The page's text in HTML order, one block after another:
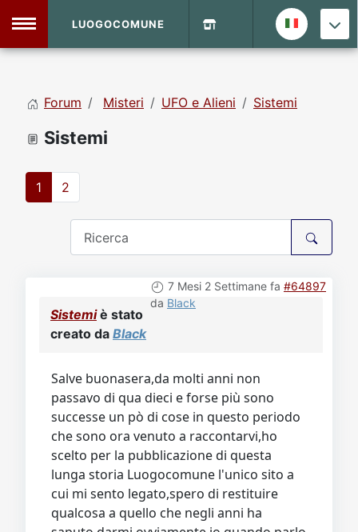
DVD Shop
Sito
LUOGOCOMUNE
Forum Misteri UFO e Alieni Sistemi
Sistemi
1 2
7 Mesi 2 Settimane fa #64897
da Black
Sistemiè stato
creato da Black
Salve buonasera,da molti anni non
passavo di qua dieci e forse più sono
successe un pò di cose in questo periodo
che sono ora venuto a raccontarvi,ho
scelto per la pubblicazione di questa
lunga storia Luogocomune l'unico sito a
cui mi sento legato,spero di restituire
qualcosa a quello che negli anni ha